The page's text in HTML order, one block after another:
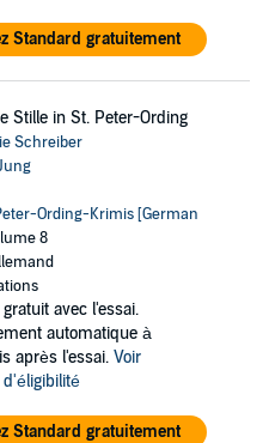
Standard gratuitement
Stille in St. Peter-Ording
Schreiber
Ording-Krimis [German
8
avec l'essai.
automatique à
après l'essai. Voir
Standard gratuitement